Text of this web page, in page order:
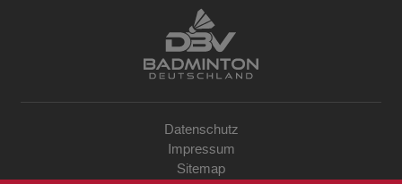
Datenschutz
Impressum
Sitemap